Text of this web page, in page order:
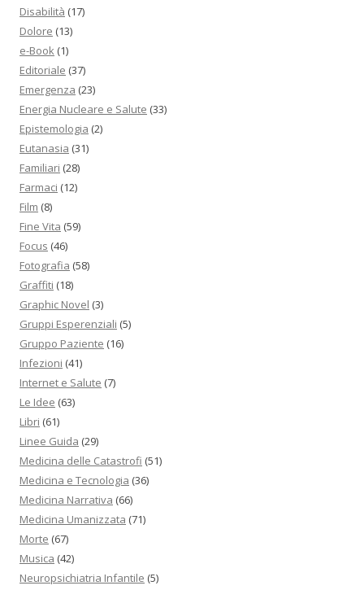
Disabilità (17)
Dolore (13)
e-Book (1)
Editoriale (37)
Emergenza (23)
Energia Nucleare e Salute (33)
Epistemologia (2)
Eutanasia (31)
Familiari (28)
Farmaci (12)
Film (8)
Fine Vita (59)
Focus (46)
Fotografia (58)
Graffiti (18)
Graphic Novel (3)
Gruppi Esperenziali (5)
Gruppo Paziente (16)
Infezioni (41)
Internet e Salute (7)
Le Idee (63)
Libri (61)
Linee Guida (29)
Medicina delle Catastrofi (51)
Medicina e Tecnologia (36)
Medicina Narrativa (66)
Medicina Umanizzata (71)
Morte (67)
Musica (42)
Neuropsichiatria Infantile (5)